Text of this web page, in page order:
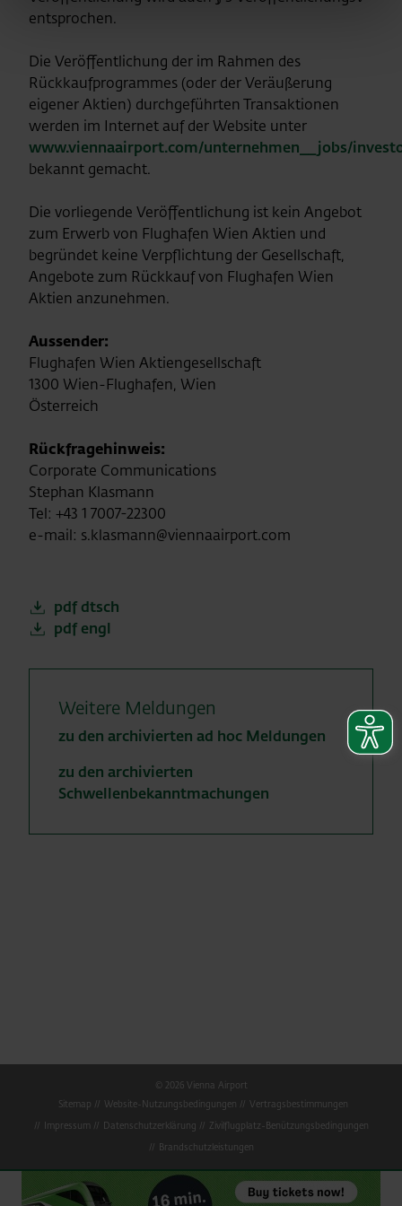
entsprochen.
Die Veröffentlichung der im Rahmen des
Rückkaufprogrammes (oder der Veräußerung
eigener Aktien) durchgeführten Transaktionen
werden im Internet auf der Website unter
www.viennaairport.com/unternehmen__jobs/
bekannt gemacht.
Die vorliegende Veröffentlichung ist kein Angebot
zum Erwerb von Flughafen Wien Aktien und
begründet keine Verpflichtung der Gesellschaft,
Angebote zum Rückkauf von Flughafen Wien
Aktien anzunehmen.
Aussender:
Flughafen Wien Aktiengesellschaft
1300 Wien-Flughafen, Wien
Österreich
Rückfragehinweis:
Corporate Communications
Stephan Klasmann
Tel: +43 1 7007-22300
e-mail: s.klasmann@viennaairport.com
pdf dtsch
pdf engl
Weitere Meldungen
zu den archivierten ad hoc Meldungen
zu den archivierten
Schwellenbekanntmachungen
© 2026 Vienna Airport
Sitemap
Website-Nutzungsbedingungen
Vertragsbestimmungen
Impressum
Datenschutzerklärung
Zivilflugplatz-Benützungsbedingungen
Brandschutzleistungen